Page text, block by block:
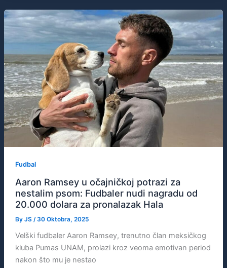
Fudbal
Aaron Ramsey u očajničkoj potrazi za
nestalim psom: Fudbaler nudi nagradu od
20.000 dolara za pronalazak Halа
By JS /30 Oktobra, 2025
Velški fudbaler Aaron Ramsey, trenutno član meksičkog
kluba Pumas UNAM, prolazi kroz veoma emotivan period
nakon što mu je nestao